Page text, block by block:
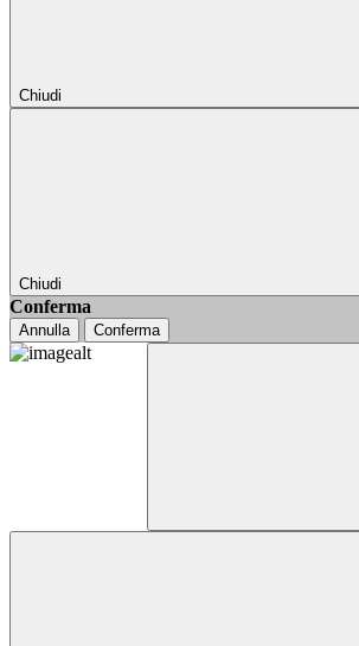
Chiudi
Chiudi
Conferma
Annulla Conferma